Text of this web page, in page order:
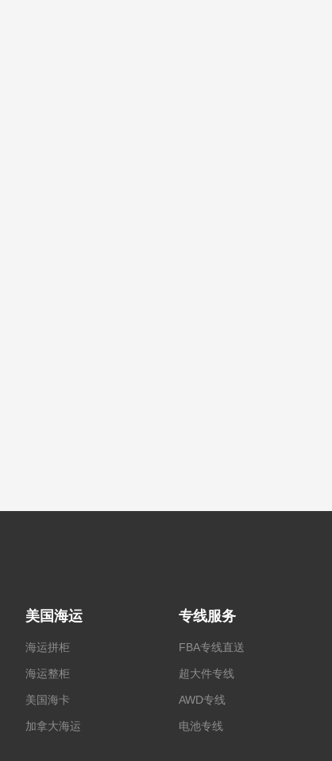
美国海运
海运拼柜
海运整柜
美国海卡
加拿大海运
专线服务
FBA专线直送
超大件专线
AWD专线
电池专线